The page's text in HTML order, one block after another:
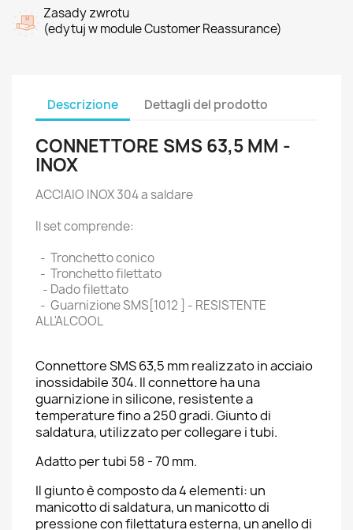
Zasady zwrotu
(edytuj w module Customer Reassurance)
Descrizione Dettagli del prodotto
CONNETTORE SMS 63,5 MM -
INOX
ACCIAIO INOX 304 a saldare
Il set comprende:
- Tronchetto conico
- Tronchetto filettato
- Dado filettato
- Guarnizione SMS[1012 ] - RESISTENTE
ALL'ALCOOL
Connettore SMS 63,5 mm realizzato in acciaio
inossidabile 304. Il connettore ha una
guarnizione in silicone, resistente a
temperature fino a 250 gradi. Giunto di
saldatura, utilizzato per collegare i tubi.
Adatto per tubi 58 - 70 mm.
Il giunto è composto da 4 elementi: un
manicotto di saldatura, un manicotto di
pressione con filettatura esterna, un anello di